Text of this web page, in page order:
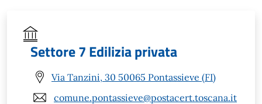
Settore 7 Edilizia privata
Via Tanzini, 30 50065 Pontassieve (FI)
comune.pontassieve@postacert.toscana.it